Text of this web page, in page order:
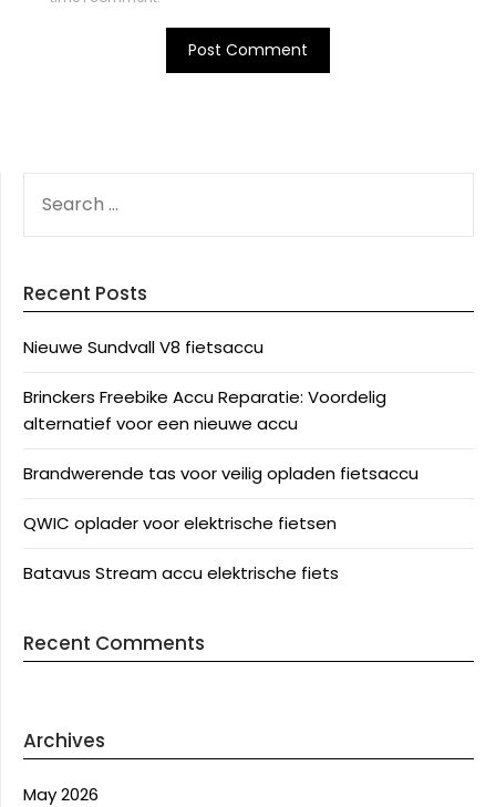
FOR:
Recent Posts
Nieuwe Sundvall V8 fietsaccu
Brinckers Freebike Accu Reparatie: Voordelig
alternatief voor een nieuwe accu
Brandwerende tas voor veilig opladen fietsaccu
QWIC oplader voor elektrische fietsen
Batavus Stream accu elektrische fiets
Recent Comments
Archives
May 2026